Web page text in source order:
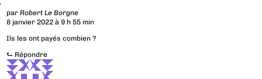
parRobert Le Borgne
8 janvier 2022 à 9 h 55 min
Ils les ont payés combien ?
⮑ Répondre